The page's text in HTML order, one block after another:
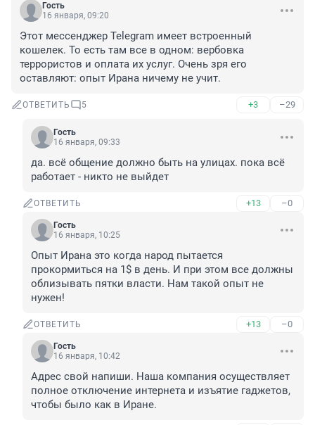
Гость
16 января, 09:20
Этот мессенджер Telegram имеет встроенный
кошелек. То есть там все в одном: вербовка
террористов и оплата их услуг. Очень зря его
оставляют: опыт Ирана ничему не учит.
ОТВЕТИТЬ 5 +3 –29
Гость
16 января, 09:33
да. всё общение должно быть на улицах. пока всё
работает - никто не выйдет
ОТВЕТИТЬ +13 –0
Гость
16 января, 10:25
Опыт Ирана это когда народ пытается
прокормиться на 1$ в день. И при этом все должны
облизывать пятки власти. Нам такой опыт не
нужен!
ОТВЕТИТЬ +13 –0
Гость
16 января, 10:42
Адрес свой напиши. Наша компания осуществляет
полное отключение интернета и изъятие гаджетов,
чтобы было как в Иране.